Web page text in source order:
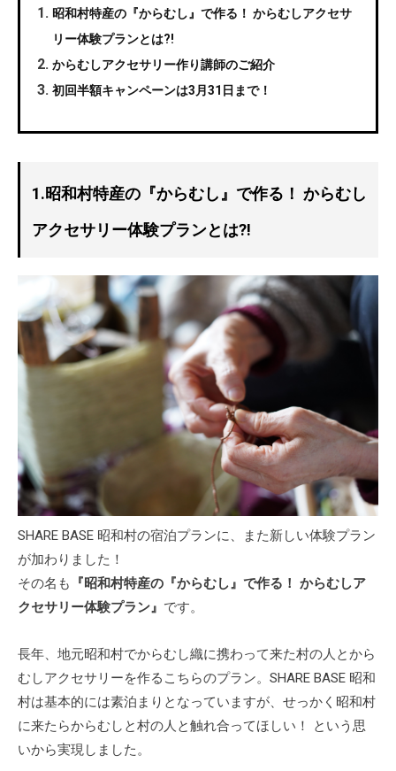
昭和村特産の『からむし』で作る！ からむしアクセサ
リー体験プランとは?!
からむしアクセサリー作り講師のご紹介
初回半額キャンペーンは3月31日まで！
1.昭和村特産の『からむし』で作る！ からむし
アクセサリー体験プランとは?!
SHARE BASE 昭和村の宿泊プランに、また新しい体験プラン
が加わりました！
その名も
『昭和村特産の『からむし』で作る！ からむしア
クセサリー体験プラン』 です。
長年、地元昭和村でからむし織に携わって来た村の人とから
むしアクセサリーを作るこちらのプラン。SHARE BASE 昭和
村は基本的には素泊まりとなっていますが、せっかく昭和村
に来たらからむしと村の人と触れ合ってほしい！ という思
いから実現しました。